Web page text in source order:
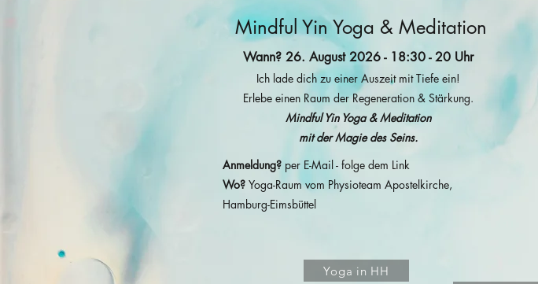
Mindful Yin Yoga & Meditation
Wann? 26. August 2026 - 18:30 - 20 Uhr
Ich lade dich zu einer Auszeit mit Tiefe ein!
Erlebe einen Raum der Regeneration & Stärkung.
Mindful Yin Yoga & Meditation
mit der Magie des Seins.
Anmeldung? per E-Mail - folge dem Link
Wo? Yoga-Raum vom Physioteam Apostelkirche,
Hamburg-Eimsbüttel
Yoga in HH